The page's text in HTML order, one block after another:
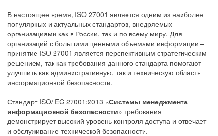
В настоящее время, ISO 27001 является одним из наиболее
популярных и актуальных стандартов, внедряемых
организациями как в России, так и по всему миру. Для
организаций с большими ценными объемами информации –
принятие ISO 27001 является перспективным стратегическим
решением, так как требования данного стандарта помогают
улучшить как административную, так и техническую область
информационной безопасности.
Стандарт ISO/IEC 27001:2013 «Системы менеджмента
информационной безопасности» требования
демонстрирует высокий уровень контроля доступа и отвечает
и обслуживание технической безопасности.